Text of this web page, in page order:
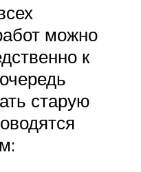
можно
к
старую